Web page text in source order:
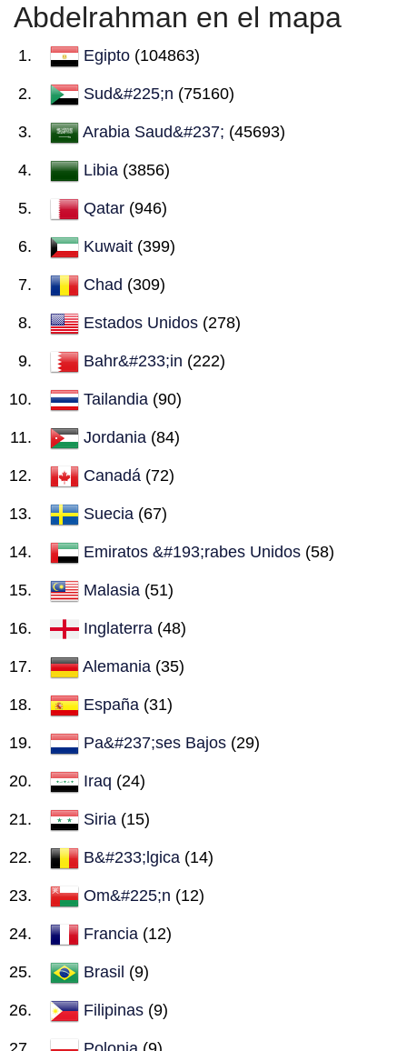
Abdelrahman en el mapa
Egipto (104863)
Sud&#225;n (75160)
Arabia Saud&#237; (45693)
Libia (3856)
Qatar (946)
Kuwait (399)
Chad (309)
Estados Unidos (278)
Bahr&#233;in (222)
Tailandia (90)
Jordania (84)
Canadá (72)
Suecia (67)
Emiratos &#193;rabes Unidos (58)
Malasia (51)
Inglaterra (48)
Alemania (35)
España (31)
Pa&#237;ses Bajos (29)
Iraq (24)
Siria (15)
B&#233;lgica (14)
Om&#225;n (12)
Francia (12)
Brasil (9)
Filipinas (9)